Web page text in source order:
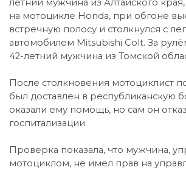
летний мужчина из Алтайского
на мотоцикле Honda, при обгоне
встречную полосу и столкнулся с
автомобилем Mitsubishi Colt. За
42-летний мужчина из Томской
После столкновения мотоциклист
был доставлен в республиканскую
оказали ему помощь, но сам он
госпитализации.
Проверка показала, что мужчина,
мотоциклом, не имел прав на